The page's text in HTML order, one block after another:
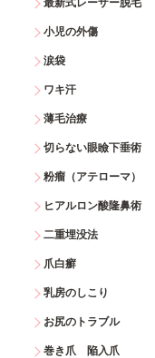
最新式レーザー脱毛
小児の外傷
涙袋
ワキ汗
薄毛治療
切らない眼瞼下垂術
粉瘤（アテローマ）
ヒアルロン酸隆鼻術
二重埋没法
爪白癬
乳房のしこり
お尻のトラブル
巻き爪 陥入爪